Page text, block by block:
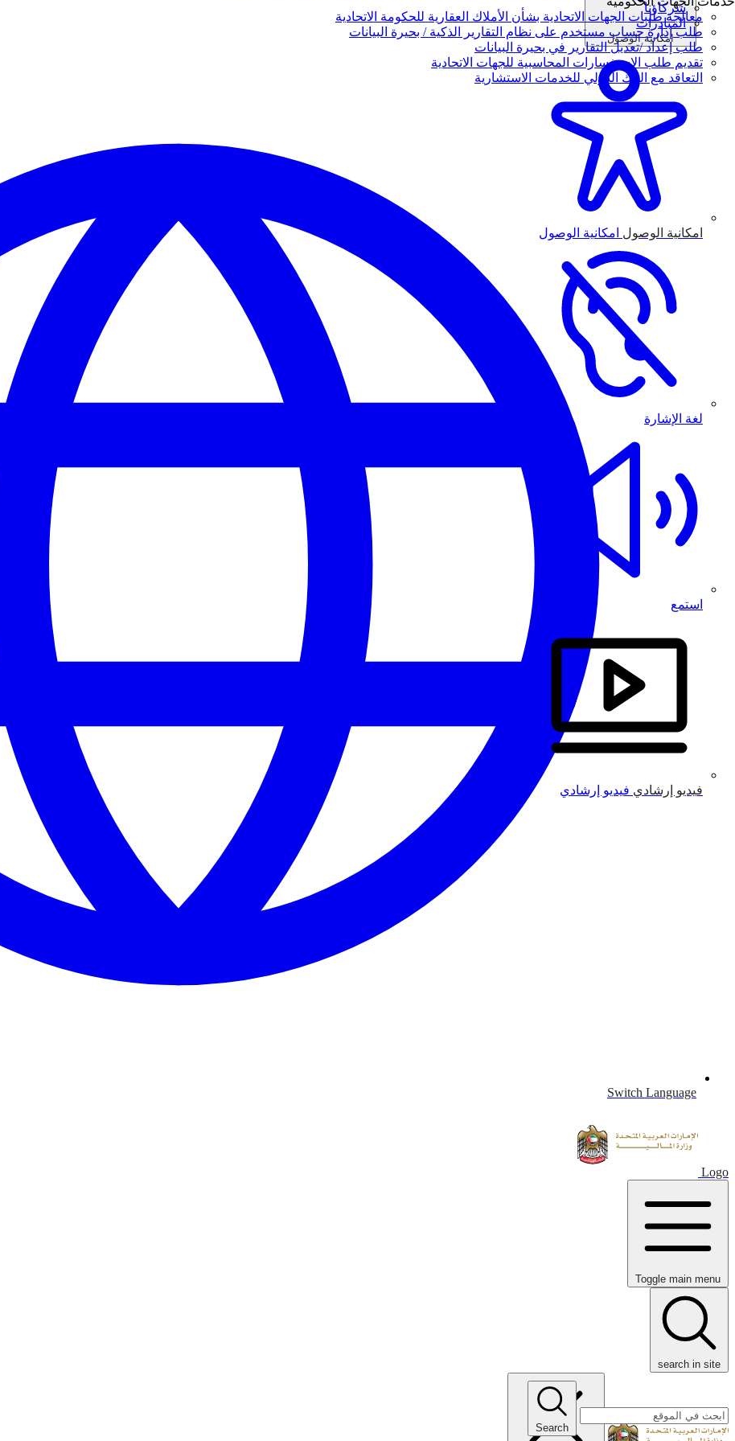
معالجة طلبات الجهات الاتحادية بشأن الأملاك العقارية للحكومة الاتحادية
طلب إدارة حساب مستخدم على نظام التقارير الذكية / بحيرة البيانات
طلب إعداد /تعديل التقارير في بحيرة البيانات
تقديم طلب الاستفسارات المحاسبية للجهات الاتحادية
التعاقد مع البنك الدولي للخدمات الاستشارية
شركاؤنا
المبادرات
امكانية الوصول
امكانية الوصول امكانية الوصول
لغة الإشارة
استمع
فيديو إرشادي فيديو إرشادي
Switch Language
Logo
Toggle main menu
search in site
Search